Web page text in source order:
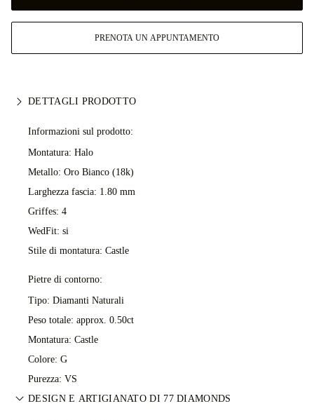
PRENOTA UN APPUNTAMENTO
DETTAGLI PRODOTTO
Informazioni sul prodotto:
Montatura: Halo
Metallo: Oro Bianco (18k)
Larghezza fascia: 1.80 mm
Griffes: 4
WedFit: si
Stile di montatura: Castle
Pietre di contorno:
Tipo: Diamanti Naturali
Peso totale: approx. 0.50ct
Montatura: Castle
Colore: G
Purezza: VS
DESIGN E ARTIGIANATO DI 77 DIAMONDS